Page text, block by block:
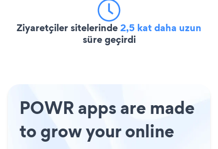
Ziyaretçiler sitelerinde2,5 kat daha uzun
süre geçirdi
POWR apps are made
to grow your online